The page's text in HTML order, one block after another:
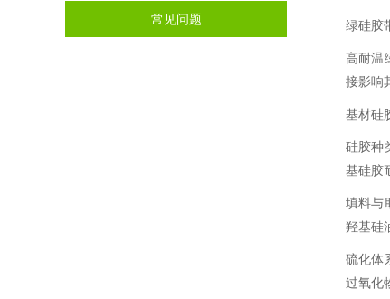
常见问题 绿硅胶
高耐温
接影响
基材硅
硅胶种
基硅胶
填料与
羟基硅
硫化体
过氧化